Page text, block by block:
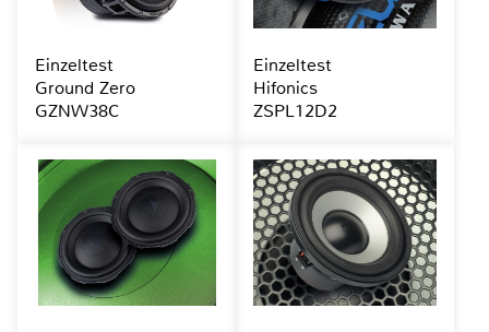
Einzeltest
Ground Zero
GZNW38C
Einzeltest
Hifonics
ZSPL12D2